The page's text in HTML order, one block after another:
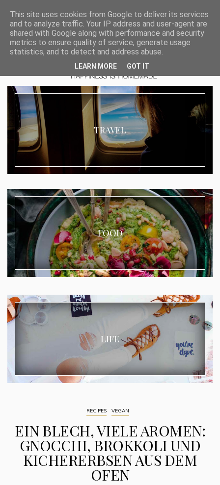
TRAVEL
FOOD
LIFE
RECIPES VEGAN
EIN BLECH, VIELE AROMEN:
GNOCCHI, BROKKOLI UND
KICHERERBSEN AUS DEM
OFEN
This site uses cookies from Google to deliver its services
and to analyze traffic. Your IP address and user-agent are
shared with Google along with performance and security
metrics to ensure quality of service, generate usage
statistics, and to detect and address abuse.
LEARN MORE GOT IT